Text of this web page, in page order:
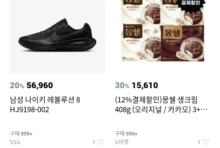
20% 56,960
남성 나이키 레볼루션 8
HJ9198-002
구매 999+
SSG 1
30% 15,610
(12%결제할인)몽쉘 생크림
408g (오리지널 / 카카오) 3+1
구매 999+
G마켓 1